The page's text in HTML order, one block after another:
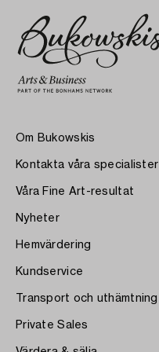
Om Bukowskis
Kontakta våra specialister
Våra Fine Art-resultat
Nyheter
Hemvärdering
Kundservice
Transport och uthämtning
Private Sales